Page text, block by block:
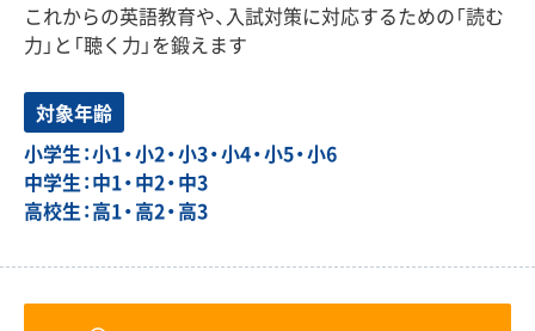
これからの英語教育や、入試対策に対応するための「読む
力」と「聴く力」を鍛えます
対象年齢
小学生：小1・小2・小3・小4・小5・小6
中学生：中1・中2・中3
高校生：高1・高2・高3